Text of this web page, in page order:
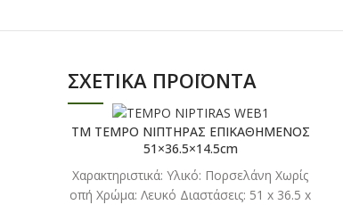
ΣΧΕΤΙΚΆ ΠΡΟΪΌΝΤΑ
TM TEMPO ΝΙΠΤΗΡΑΣ ΕΠΙΚΑΘΗΜΕΝΟΣ
51×36.5×14.5cm
Xαρακτηριστικά: Υλικό: Πορσελάνη Χωρίς
οπή Χρώμα: Λευκό Διαστάσεις: 51 x 36.5 x
ΔΙΑΒΑΣΤΕ
ΠΕΡΙΣΣΟΤΕΡΑ